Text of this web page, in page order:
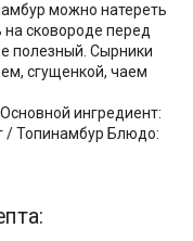
можно натереть
на сковороде перед
полезный. Сырники
сгущенкой, чаем
ингредиент:
/ Топинамбур Блюдо: